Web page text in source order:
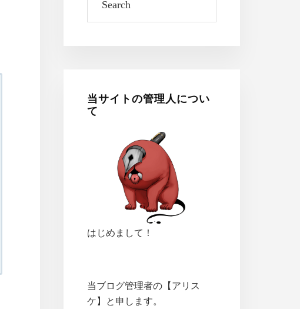
当サイトの管理人につい
て
はじめまして！
当ブログ管理者の【アリス
ケ】と申します。